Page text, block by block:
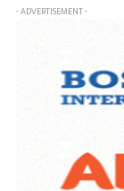
- ADVERTISEMENT -